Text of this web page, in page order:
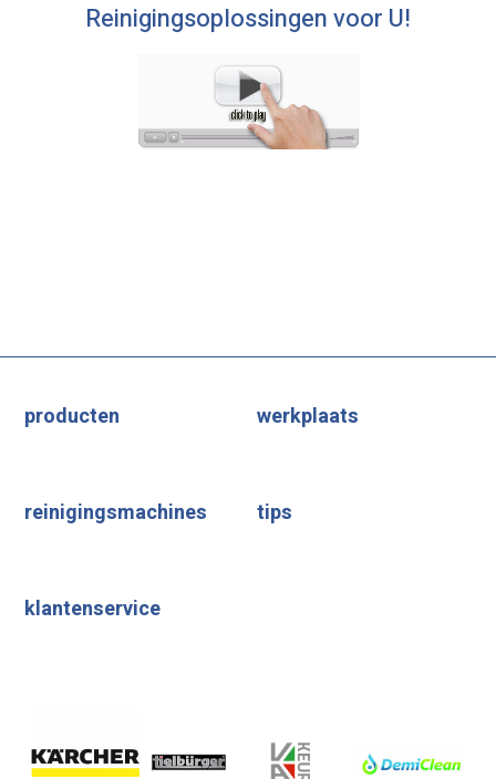
Reinigingsoplossingen voor U!
producten werkplaats
reinigingsmachines tips
klantenservice